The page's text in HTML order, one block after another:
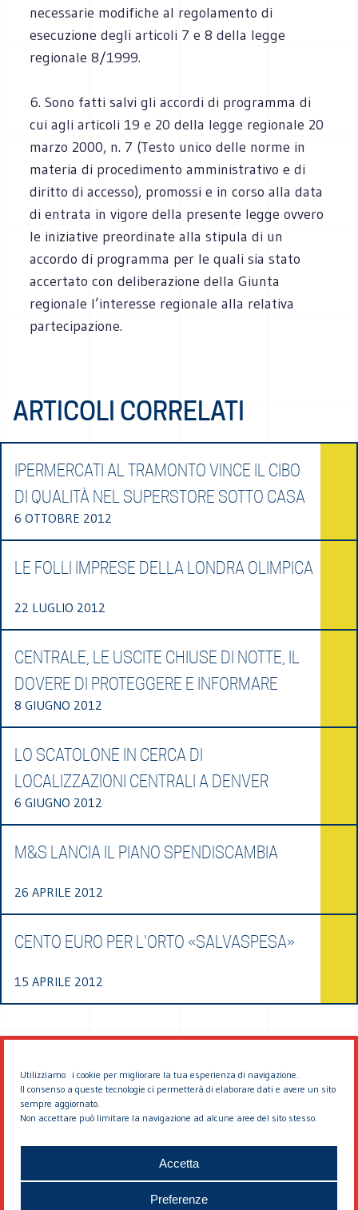
Utilizziamo i cookie per migliorare la tua esperienza di navigazione.
Il consenso a queste tecnologie ci permetterà di elaborare dati e avere un sito
sempre aggiornato.
Non accettare può limitare la navigazione ad alcune aree del sito stesso.
Accetta
Preferenze
necessarie modifiche al regolamento di
esecuzione degli articoli 7 e 8 della legge
regionale 8/1999.
6. Sono fatti salvi gli accordi di programma di
cui agli articoli 19 e 20 della legge regionale 20
marzo 2000, n. 7 (Testo unico delle norme in
materia di procedimento amministrativo e di
diritto di accesso), promossi e in corso alla data
di entrata in vigore della presente legge ovvero
le iniziative preordinate alla stipula di un
accordo di programma per le quali sia stato
accertato con deliberazione della Giunta
regionale l’interesse regionale alla relativa
partecipazione.
ARTICOLI CORRELATI
IPERMERCATI AL TRAMONTO VINCE IL CIBO
DI QUALITÀ NEL SUPERSTORE SOTTO CASA
6 OTTOBRE 2012
LE FOLLI IMPRESE DELLA LONDRA OLIMPICA
22 LUGLIO 2012
CENTRALE, LE USCITE CHIUSE DI NOTTE, IL
DOVERE DI PROTEGGERE E INFORMARE
8 GIUGNO 2012
LO SCATOLONE IN CERCA DI
LOCALIZZAZIONI CENTRALI A DENVER
6 GIUGNO 2012
M&S LANCIA IL PIANO SPENDISCAMBIA
26 APRILE 2012
CENTO EURO PER L'ORTO «SALVASPESA»
15 APRILE 2012
© 2026 EDDYBURG